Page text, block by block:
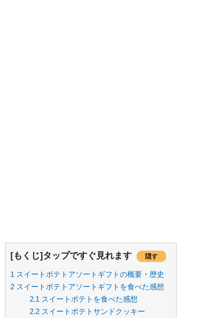
[もくじ]タップですぐ見れます 隠す
1 スイートポテトアソートギフトの概要・歴史
2 スイートポテトアソートギフトを食べた感想
2.1 スイートポテトを食べた感想
2.2スイートポテトサンドクッキー